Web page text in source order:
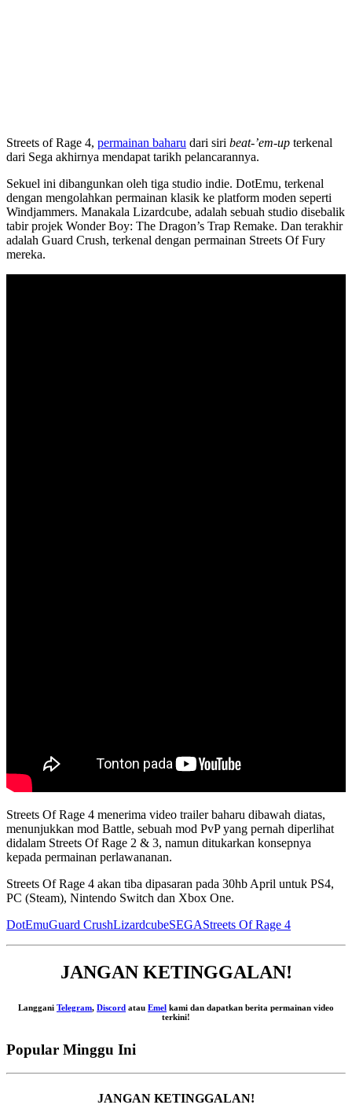
Streets of Rage 4, permainan baharu dari siri beat-’em-up terkenal
dari Sega akhirnya mendapat tarikh pelancarannya.
Sekuel ini dibangunkan oleh tiga studio indie. DotEmu, terkenal
dengan mengolahkan permainan klasik ke platform moden seperti
Windjammers. Manakala Lizardcube, adalah sebuah studio disebalik
tabir projek Wonder Boy: The Dragon’s Trap Remake. Dan terakhir
adalah Guard Crush, terkenal dengan permainan Streets Of Fury
mereka.
Streets Of Rage 4 menerima video trailer baharu dibawah diatas,
menunjukkan mod Battle, sebuah mod PvP yang pernah diperlihat
didalam Streets Of Rage 2 & 3, namun ditukarkan konsepnya
kepada permainan perlawananan.
Streets Of Rage 4 akan tiba dipasaran pada 30hb April untuk PS4,
PC (Steam), Nintendo Switch dan Xbox One.
DotEmuGuard CrushLizardcubeSEGAStreets Of Rage 4
JANGAN KETINGGALAN!
Langgani Telegram, Discord atau Emel kami dan dapatkan berita permainan video
terkini!
Popular Minggu Ini
JANGAN KETINGGALAN!